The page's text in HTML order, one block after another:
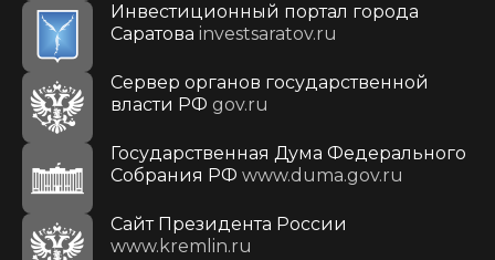
Инвестиционный портал города
Саратова investsaratov.ru
Сервер органов государственной
власти РФ gov.ru
Государственная Дума Федерального
Собрания РФ www.duma.gov.ru
Cайт Президента России
www.kremlin.ru